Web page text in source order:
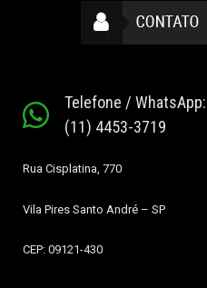
Telefone / WhatsApp:
(11) 4453-3719
Rua Cisplatina, 770
Vila Pires Santo André – SP
CEP: 09121-430